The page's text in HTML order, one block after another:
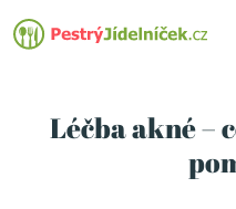
Léčba akné –